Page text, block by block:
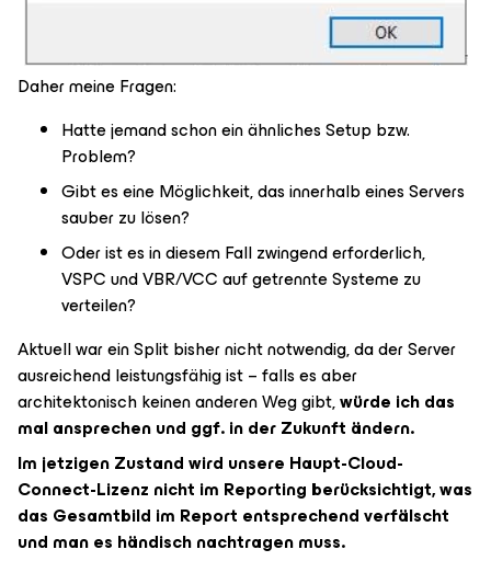
Daher meine Fragen:
Hatte jemand schon ein ähnliches Setup bzw.
Problem?
Gibt es eine Möglichkeit, das innerhalb eines Servers
sauber zu lösen?
Oder ist es in diesem Fall zwingend erforderlich,
VSPC und VBR/VCC auf getrennte Systeme zu
verteilen?
Aktuell war ein Split bisher nicht notwendig, da der Server
ausreichend leistungsfähig ist – falls es aber
architektonisch keinen anderen Weg gibt,würde ich das
mal ansprechen und ggf. in der Zukunft ändern.
Im jetzigen Zustand wird unsere Haupt-Cloud-
Connect-Lizenz nicht im Reporting berücksichtigt, was
das Gesamtbild im Report entsprechend verfälscht
und man es händisch nachtragen muss.